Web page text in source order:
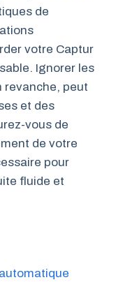
de
votre Captur
Ignorer les
revanche, peut
et des
vous de
de votre
pour
fluide et